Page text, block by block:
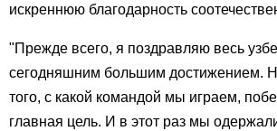
искреннюю благодарность
"Прежде всего, я поздравляю весь
сегодняшним большим достижением.
того, с какой командой мы играем,
главная цель. И в этот раз мы